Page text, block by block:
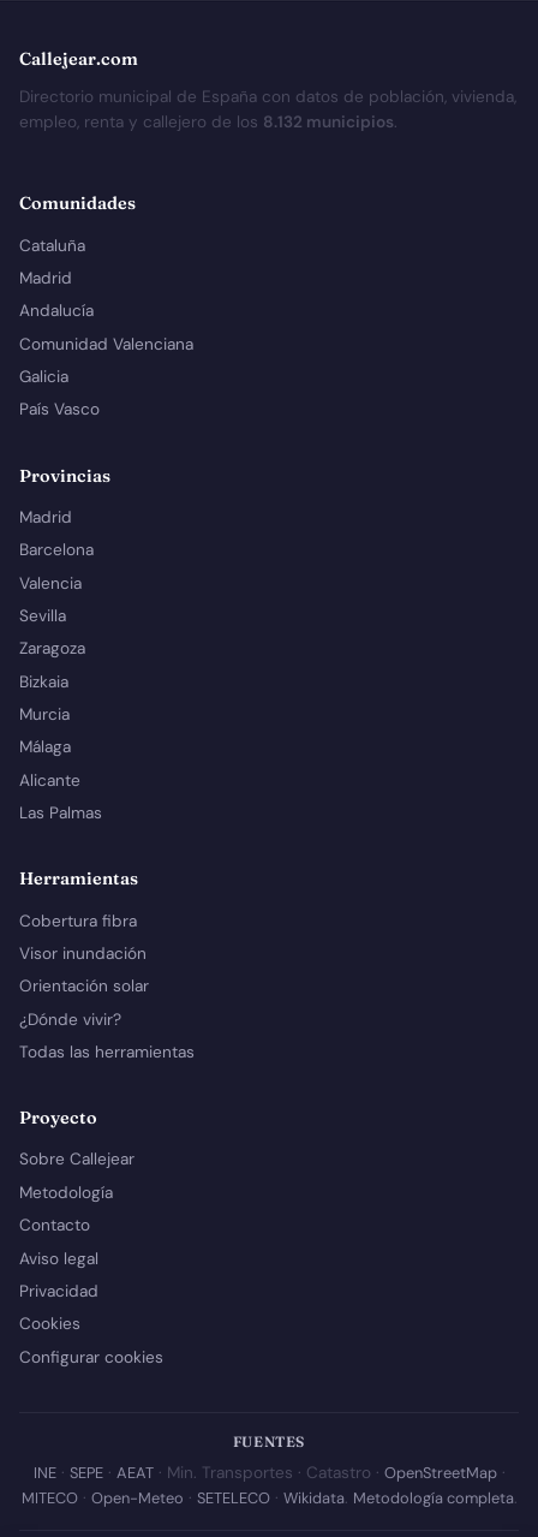
Callejear.com
Directorio municipal de España con datos de población, vivienda,
empleo, renta y callejero de los 8.132 municipios.
Comunidades
Cataluña
Madrid
Andalucía
Comunidad Valenciana
Galicia
País Vasco
Provincias
Madrid
Barcelona
Valencia
Sevilla
Zaragoza
Bizkaia
Murcia
Málaga
Alicante
Las Palmas
Herramientas
Cobertura fibra
Visor inundación
Orientación solar
¿Dónde vivir?
Todas las herramientas
Proyecto
Sobre Callejear
Metodología
Contacto
Aviso legal
Privacidad
Cookies
Configurar cookies
FUENTES
INE· SEPE· AEAT· Min. Transportes · Catastro · OpenStreetMap·
MITECO· Open-Meteo · SETELECO· Wikidata. Metodología completa.